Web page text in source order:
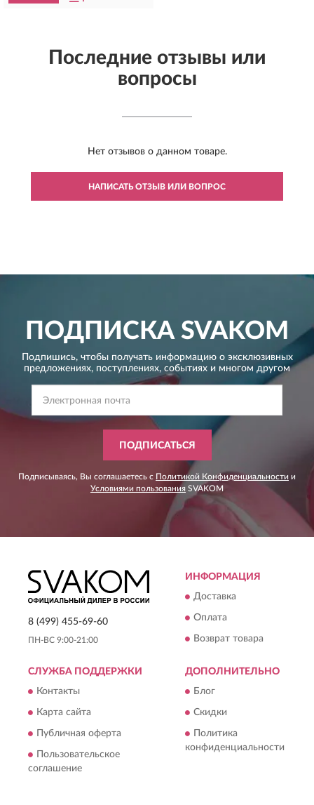
Последние отзывы или
вопросы
Нет отзывов о данном товаре.
НАПИСАТЬ ОТЗЫВ ИЛИ ВОПРОС
ПОДПИСКА SVAKOM
Подпишись, чтобы получать информацию о эксклюзивных
предложениях, поступлениях, событиях и многом другом
ПОДПИСАТЬСЯ
Подписываясь, Вы соглашаетесь с Политикой Конфиденциальности и
Условиями пользования SVAKOM
8 (499) 455-69-60
ПН-ВС 9:00-21:00
ИНФОРМАЦИЯ
Доставка
Оплата
Возврат товара
СЛУЖБА ПОДДЕРЖКИ
Контакты
Карта сайта
Публичная оферта
Пользовательское
соглашение
ДОПОЛНИТЕЛЬНО
Блог
Скидки
Политика
конфиденциальности